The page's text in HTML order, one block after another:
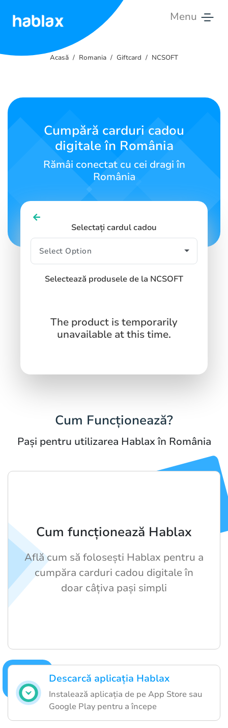
Menu
Contactează-
Română
SIGN IN
Acasă Romania Giftcard NCSOFT
Cumpără carduri cadou
digitale în România
Rămâi conectat cu cei dragi în
România
Selectați cardul cadou
Selectează produsele de la NCSOFT
The product is temporarily
unavailable at this time.
Cum Funcționează?
Pași pentru utilizarea Hablax în România
Descarcă aplicația Hablax
Instalează aplicația de pe App Store sau
Google Play pentru a începe
Cum funcționează Hablax
Află cum să folosești Hablax pentru a
cumpăra carduri cadou digitale în
doar câțiva pași simpli